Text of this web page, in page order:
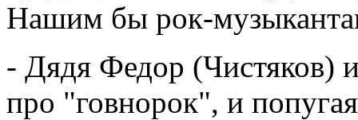
Нашим бы рок-
- Дядя Федор (Чистяков)
про "говнорок", и